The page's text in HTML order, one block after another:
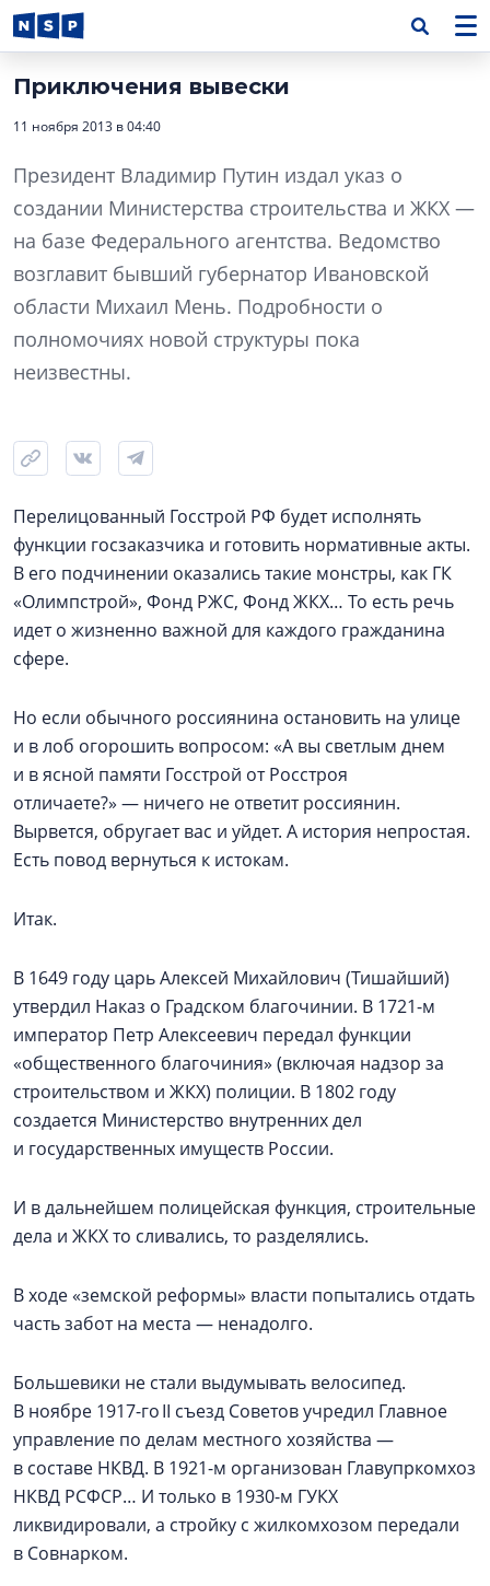
Приключения вывески
11 ноября 2013 в 04:40
Президент Владимир Путин издал указ о
создании Министерства строительства и ЖКХ —
на базе Федерального агентства. Ведомство
возглавит бывший губернатор Ивановской
области Михаил Мень. Подробности о
полномочиях новой структуры пока
неизвестны.
Перелицованный Госстрой РФ будет исполнять
функции госзаказчика и готовить нормативные акты.
В его подчинении оказались такие монстры, как ГК
«Олимпстрой», Фонд РЖС, Фонд ЖКХ… То есть речь
идет о жизненно важной для каждого гражданина
сфере.
Но если обычного россиянина остановить на улице
и в лоб огорошить вопросом: «А вы светлым днем
и в ясной памяти Госстрой от Росстроя
отличаете?» — ничего не ответит россиянин.
Вырвется, обругает вас и уйдет. А история непростая.
Есть повод вернуться к истокам.
Итак.
В 1649 году царь Алексей Михайлович (Тишайший)
утвердил Наказ о Градском благочинии. В 1721-м
император Петр Алексеевич передал функции
«общественного благочиния» (включая надзор за
строительством и ЖКХ) полиции. В 1802 году
создается Министерство внутренних дел
и государственных имуществ России.
И в дальнейшем полицейская функция, строительные
дела и ЖКХ то сливались, то разделялись.
В ходе «земской реформы» власти попытались отдать
часть забот на места — ненадолго.
Большевики не стали выдумывать велосипед.
В ноябре 1917-го II съезд Советов учредил Главное
управление по делам местного хозяйства —
в составе НКВД. В 1921-м организован Главупркомхоз
НКВД РСФСР… И только в 1930-м ГУКХ
ликвидировали, а стройку с жилкомхозом передали
в Совнарком.